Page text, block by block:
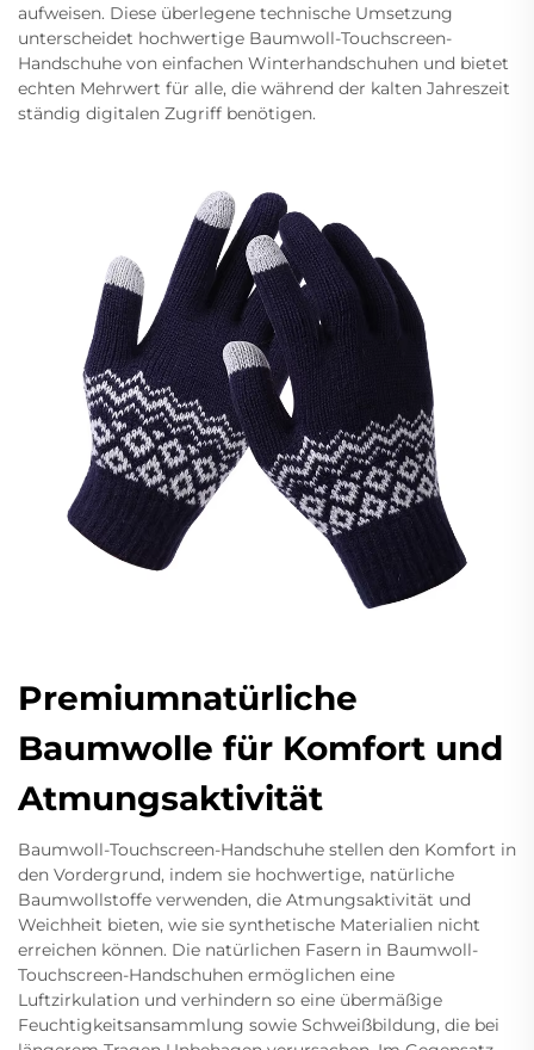
aufweisen. Diese überlegene technische Umsetzung
unterscheidet hochwertige Baumwoll-Touchscreen-
Handschuhe von einfachen Winterhandschuhen und bietet
echten Mehrwert für alle, die während der kalten Jahreszeit
ständig digitalen Zugriff benötigen.
Premiumnatürliche
Baumwolle für Komfort und
Atmungsaktivität
Baumwoll-Touchscreen-Handschuhe stellen den Komfort in
den Vordergrund, indem sie hochwertige, natürliche
Baumwollstoffe verwenden, die Atmungsaktivität und
Weichheit bieten, wie sie synthetische Materialien nicht
erreichen können. Die natürlichen Fasern in Baumwoll-
Touchscreen-Handschuhen ermöglichen eine
Luftzirkulation und verhindern so eine übermäßige
Feuchtigkeitsansammlung sowie Schweißbildung, die bei